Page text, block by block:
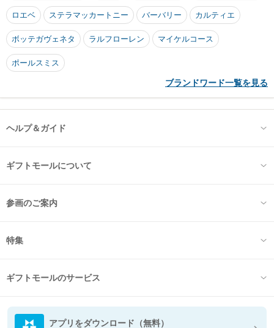
ロエベ ステラマッカートニー バーバリー カルティエ
ボッテガヴェネタ ラルフローレン マイケルコース
ポールスミス
ブランドワード一覧を見る
ヘルプ＆ガイド
ギフトモールについて
参画のご案内
特集
ギフトモールのサービス
アプリをダウンロード（無料）